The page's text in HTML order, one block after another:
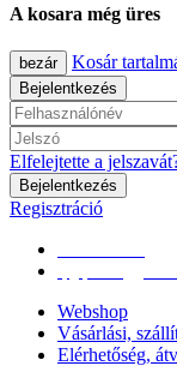
A kosara még üres
bezár Kosár
Bejelentkezés
Elfelejtette a
Bejelentkezés
Regisztráció
Webshop
Vásárlási,
Elérhetőség,